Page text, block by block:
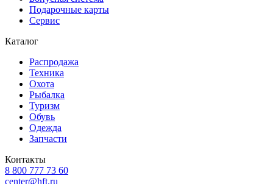
Подарочные карты
Сервис
Каталог
Распродажа
Техника
Охота
Рыбалка
Туризм
Обувь
Одежда
Запчасти
Контакты
8 800 777 73 60
center@hft.ru